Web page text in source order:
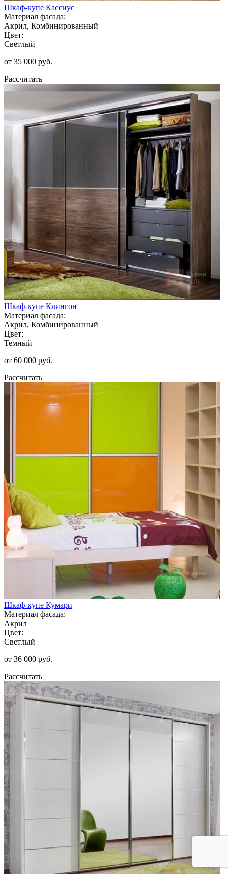
Шкаф-купе Кассиус
Материал фасада:
Акрил, Комбинированный
Цвет:
Светлый
от 35 000 руб.
Рассчитать
Шкаф-купе Клингон
Материал фасада:
Акрил, Комбинированный
Цвет:
Темный
от 60 000 руб.
Рассчитать
Шкаф-купе Кумари
Материал фасада:
Акрил
Цвет:
Светлый
от 36 000 руб.
Рассчитать